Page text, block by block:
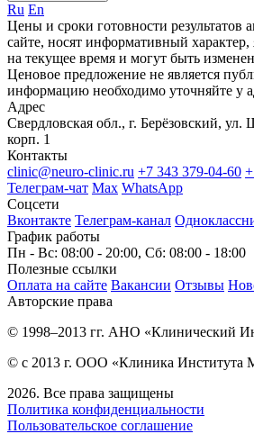
Ru En
Цены и сроки готовности результатов
сайте, носят информативный
на текущее время и могут быть
Ценовое предложение не является
информацию необходимо уточняйте у
Адрес
Свердловская обл., г. Берёзовский, ул.
корп. 1
Контакты
clinic@neuro-clinic.ru +7 343 379-04-60
Телеграм-чат Max WhatsApp
Соцсети
Вконтакте Телеграм-канал
График работы
Пн - Вс: 08:00 - 20:00, Сб: 08:00 - 18:00
Полезные ссылки
Оплата на сайте Вакансии Отзывы
Авторские права
© 1998–2013 гг. АНО «Клинический
© с 2013 г. ООО «Клиника Института
2026. Все права защищены
Политика конфиденциальности
Пользовательское соглашение